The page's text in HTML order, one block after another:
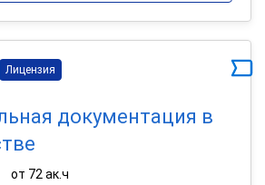
Лицензия
документация в
от 72 ак.ч